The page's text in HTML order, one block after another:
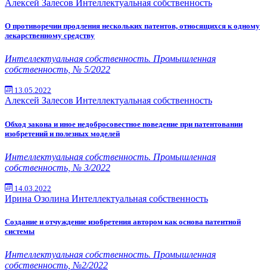
Алексей Залесов Интеллектуальная собственность
О противоречии продления нескольких патентов, относящихся к одному
лекарственному средству
Интеллектуальная собственность. Промышленная
собственность, № 5/2022
13.05.2022
Алексей Залесов Интеллектуальная собственность
Обход закона и иное недобросовестное поведение при патентовании
изобретений и полезных моделей
Интеллектуальная собственность. Промышленная
собственность, № 3/2022
14.03.2022
Ирина Озолина Интеллектуальная собственность
Создание и отчуждение изобретения автором как основа патентной
системы
Интеллектуальная собственность. Промышленная
собственность, №2/2022